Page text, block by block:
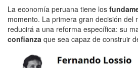
La economía peruana tiene los
momento. La primera gran decisión del
reducirá a una reforma específica: su
confianza que sea capaz de construir